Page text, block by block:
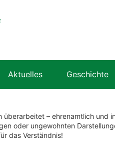
Aktuelles Geschichte
– ehrenamtlich und
oder ungewohnten
das Verständnis!